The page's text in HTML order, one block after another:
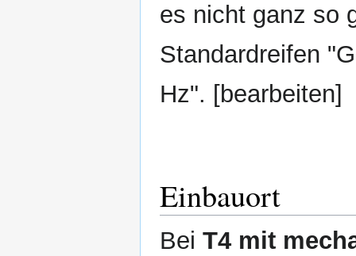
es nicht ganz so
Standardreifen
Hz". [bearbeiten]
Einbauort
Bei T4 mit